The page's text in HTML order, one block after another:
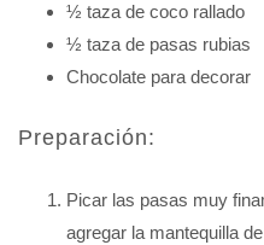
½ taza de coco rallado
½ taza de pasas rubias
Chocolate para decorar
Preparación:
Picar las pasas muy
agregar la mantequilla